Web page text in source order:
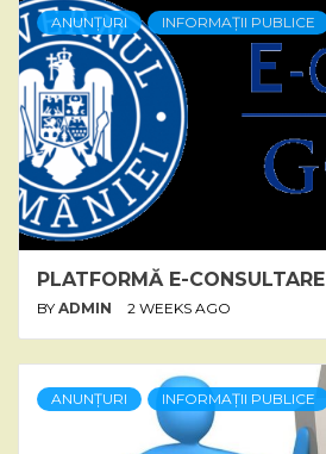
ANUNȚURI INFORMAȚII PUBLICE
PLATFORMĂ E-CONSULTARE
BY ADMIN 2 WEEKS AGO
ANUNȚURI INFORMAȚII PUBLICE